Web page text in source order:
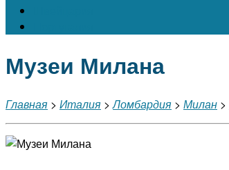
Музеи Милана
Главная > Италия >Ломбардия > Милан >